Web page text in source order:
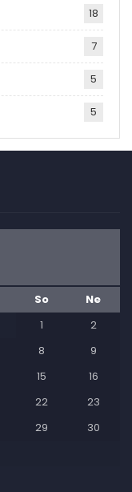
18
7
5
5
So
Ne
1
2
8
9
15
16
22
23
29
30